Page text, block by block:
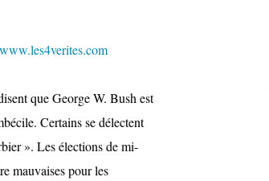
www.les4verites.com
que George W. Bush est
Certains se délectent
». Les élections de mi-
mauvaises pour les